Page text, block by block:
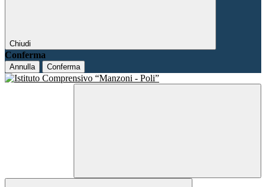
Chiudi
Conferma
Annulla Conferma